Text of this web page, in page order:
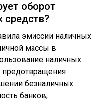
оборот
средств?
эмиссии наличных
массы в
наличных
предотвращения
безналичных
банков,